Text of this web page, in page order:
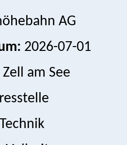
AG
2026-07-01
Zell am See
Technik